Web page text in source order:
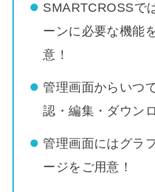
SMARTCROSSで
ーンに必要な機能
意！
管理画面からいつ
認・編集・ダウン
管理画面にはグラ
ージをご用意！